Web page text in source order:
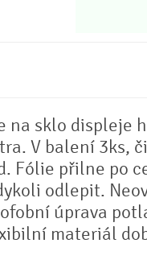
sklo displeje
V balení 3ks,
Fólie přilne po
odlepit.
úprava
materiál